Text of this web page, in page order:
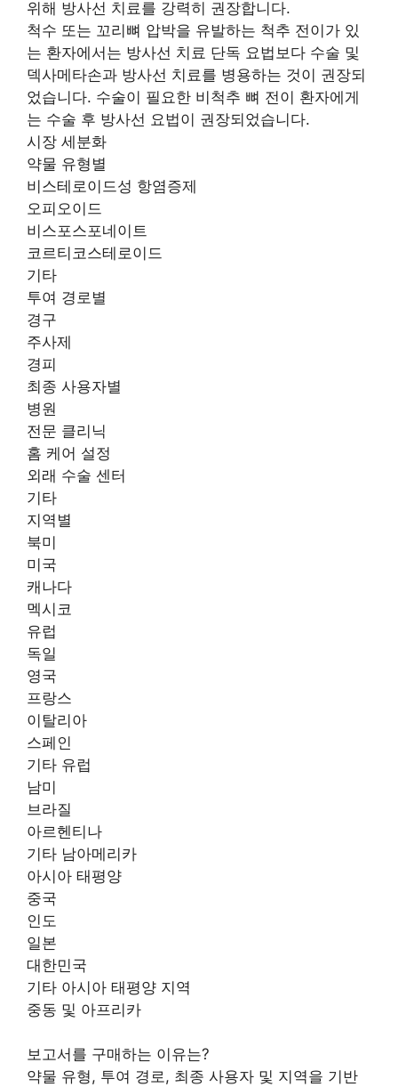
위해 방사선 치료를 강력히 권장합니다.
척수 또는 꼬리뼈 압박을 유발하는 척추 전이가 있
는 환자에서는 방사선 치료 단독 요법보다 수술 및
덱사메타손과 방사선 치료를 병용하는 것이 권장되
었습니다. 수술이 필요한 비척추 뼈 전이 환자에게
는 수술 후 방사선 요법이 권장되었습니다.
시장 세분화
약물 유형별
비스테로이드성 항염증제
오피오이드
비스포스포네이트
코르티코스테로이드
기타
투여 경로별
경구
주사제
경피
최종 사용자별
병원
전문 클리닉
홈 케어 설정
외래 수술 센터
기타
지역별
북미
미국
캐나다
멕시코
유럽
독일
영국
프랑스
이탈리아
스페인
기타 유럽
남미
브라질
아르헨티나
기타 남아메리카
아시아 태평양
중국
인도
일본
대한민국
기타 아시아 태평양 지역
중동 및 아프리카
보고서를 구매하는 이유는?
약물 유형, 투여 경로, 최종 사용자 및 지역을 기반